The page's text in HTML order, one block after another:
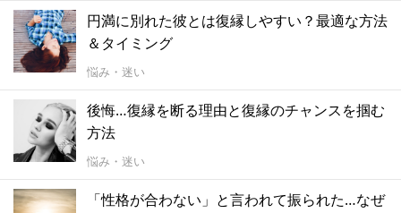
円満に別れた彼とは復縁しやすい？最適な方法
＆タイミング
悩み・迷い
後悔…復縁を断る理由と復縁のチャンスを掴む
方法
悩み・迷い
「性格が合わない」と言われて振られた…なぜ